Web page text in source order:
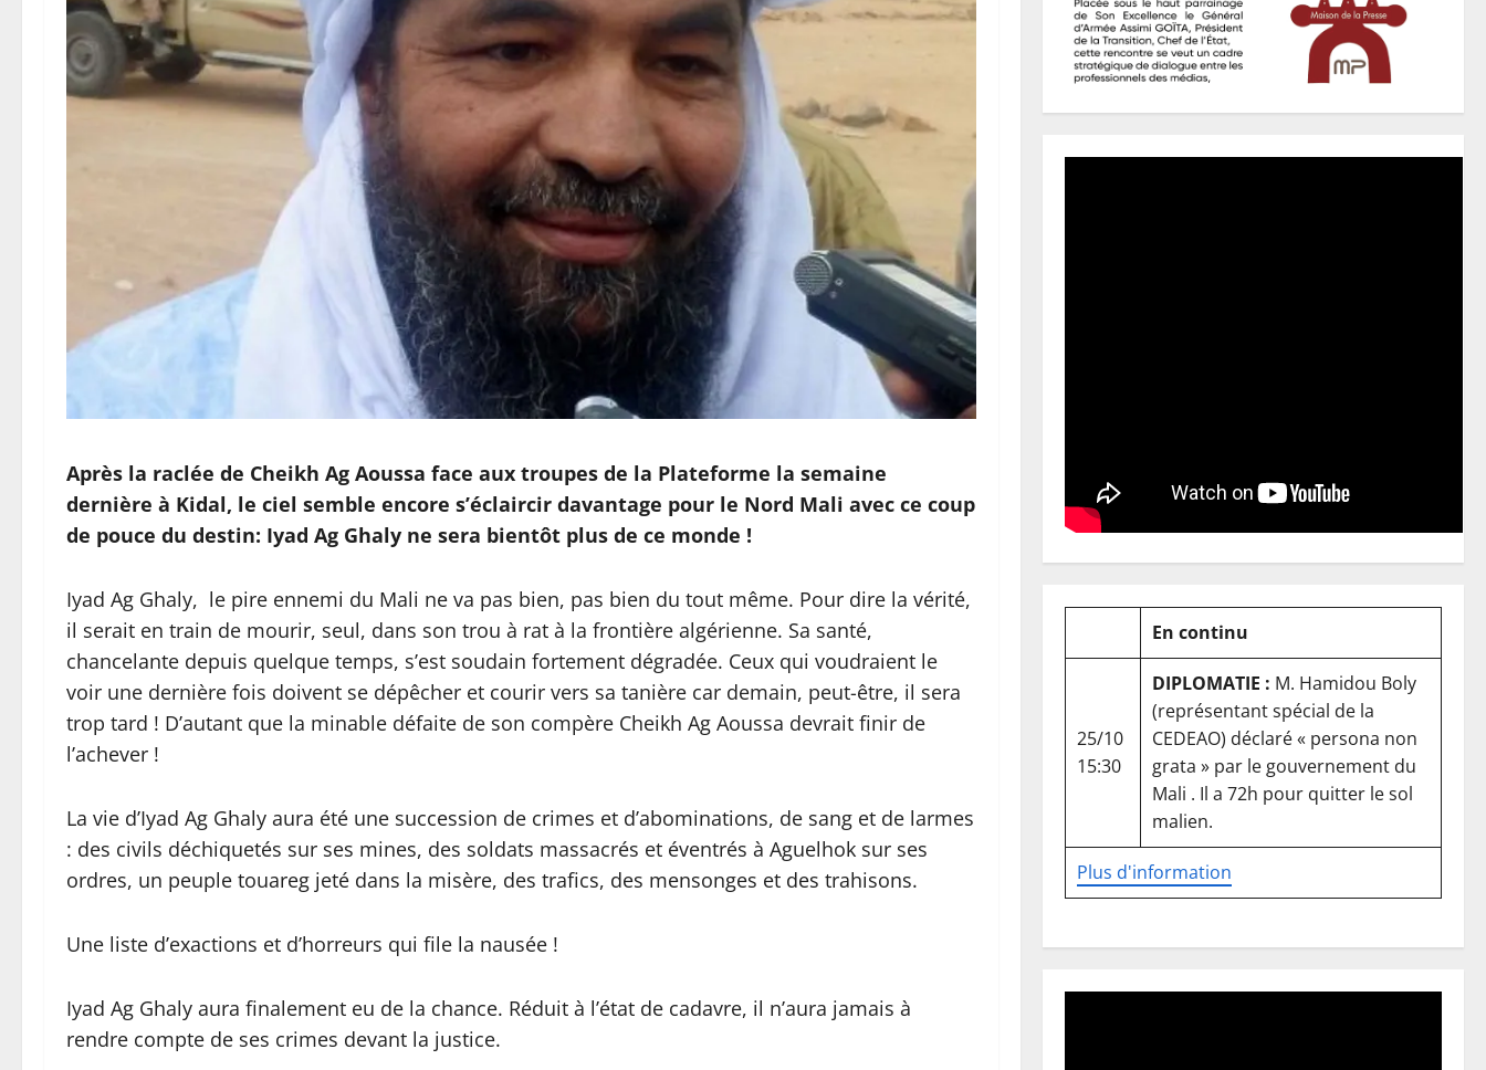
Après la raclée de Cheikh Ag Aoussa face aux troupes de la Plateforme la semaine
dernière à Kidal, le ciel semble encore s’éclaircir davantage pour le Nord Mali avec ce coup
de pouce du destin: Iyad Ag Ghaly ne sera bientôt plus de ce monde !
Iyad Ag Ghaly, le pire ennemi du Mali ne va pas bien, pas bien du tout même. Pour dire la vérité,
il serait en train de mourir, seul, dans son trou à rat à la frontière algérienne. Sa santé,
chancelante depuis quelque temps, s’est soudain fortement dégradée. Ceux qui voudraient le
voir une dernière fois doivent se dépêcher et courir vers sa tanière car demain, peut-être, il sera
trop tard ! D’autant que la minable défaite de son compère Cheikh Ag Aoussa devrait finir de
l’achever !
La vie d’Iyad Ag Ghaly aura été une succession de crimes et d’abominations, de sang et de larmes
: des civils déchiquetés sur ses mines, des soldats massacrés et éventrés à Aguelhok sur ses
ordres, un peuple touareg jeté dans la misère, des trafics, des mensonges et des trahisons.
Une liste d’exactions et d’horreurs qui file la nausée !
Iyad Ag Ghaly aura finalement eu de la chance. Réduit à l’état de cadavre, il n’aura jamais à
rendre compte de ses crimes devant la justice.
En continu
Plus d'information
25/10
15:30
DIPLOMATIE : M. Hamidou Boly
(représentant spécial de la
CEDEAO) déclaré « persona non
grata » par le gouvernement du
Mali . Il a 72h pour quitter le sol
malien.